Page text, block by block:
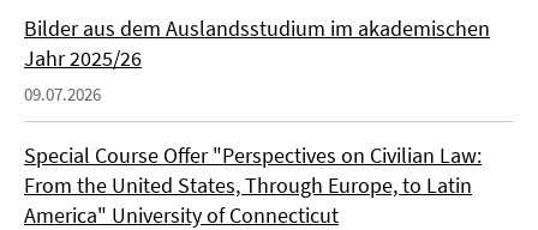
Bilder aus dem Auslandsstudium im akademischen
Jahr 2025/26
09.07.2026
Special Course Offer "Perspectives on Civilian Law:
From the United States, Through Europe, to Latin
America" University of Connecticut